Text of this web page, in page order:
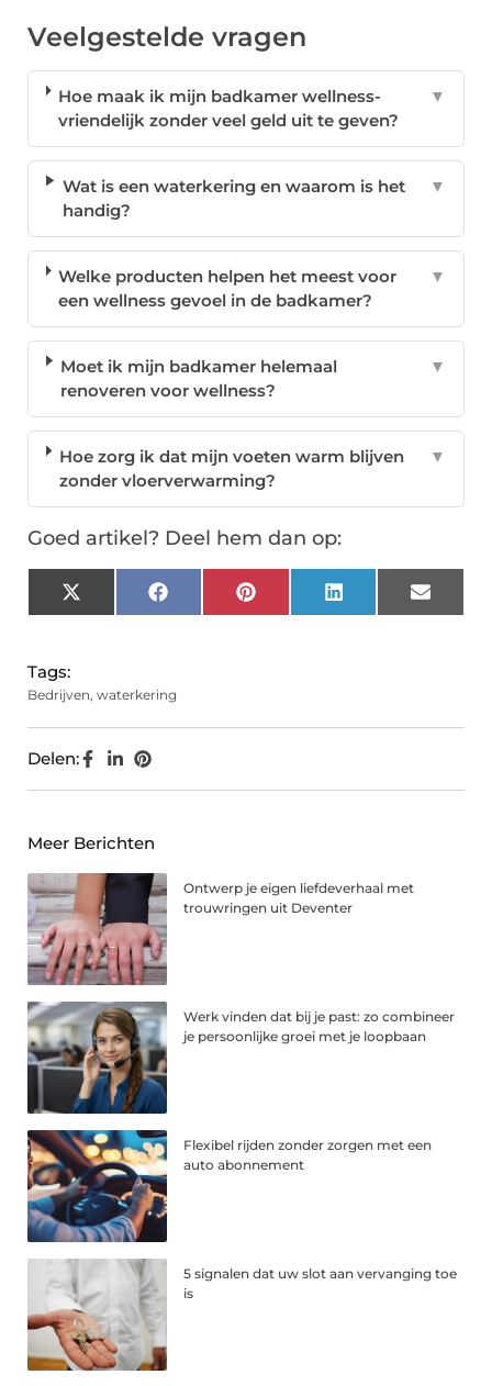
Veelgestelde vragen
Hoe maak ik mijn badkamer wellness-
vriendelijk zonder veel geld uit te geven?
▼
Wat is een waterkering en waarom is het
handig?
▼
Welke producten helpen het meest voor
een wellness gevoel in de badkamer?
▼
Moet ik mijn badkamer helemaal
renoveren voor wellness?
▼
Hoe zorg ik dat mijn voeten warm blijven
zonder vloerverwarming?
▼
Goed artikel? Deel hem dan op:
X
(Twitter)
FacebookPinterest LinkedIn Email
Tags:
Bedrijven, waterkering
Delen:
Meer Berichten
Ontwerp je eigen liefdeverhaal met
trouwringen uit Deventer
Werk vinden dat bij je past: zo combineer
je persoonlijke groei met je loopbaan
Flexibel rijden zonder zorgen met een
auto abonnement
5 signalen dat uw slot aan vervanging toe
is